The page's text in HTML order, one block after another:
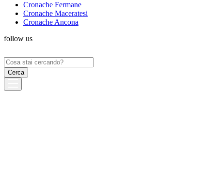
Cronache Fermane
Cronache Maceratesi
Cronache Ancona
follow us
Ricerca
per: